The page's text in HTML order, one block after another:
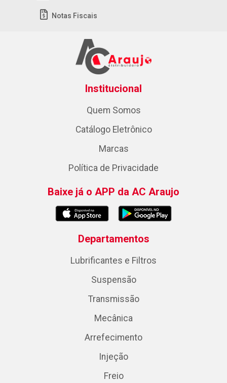
Notas Fiscais
Institucional
Quem Somos
Catálogo Eletrônico
Marcas
Política de Privacidade
Baixe já o APP da AC Araujo
Departamentos
Lubrificantes e Filtros
Suspensão
Transmissão
Mecânica
Arrefecimento
Injeção
Freio